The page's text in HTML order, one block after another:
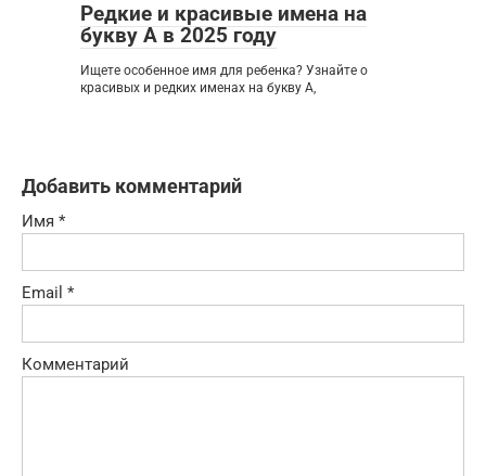
Редкие и красивые имена на
букву А в 2025 году
Ищете особенное имя для ребенка? Узнайте о
красивых и редких именах на букву А,
Добавить комментарий
Имя *
Email *
Комментарий